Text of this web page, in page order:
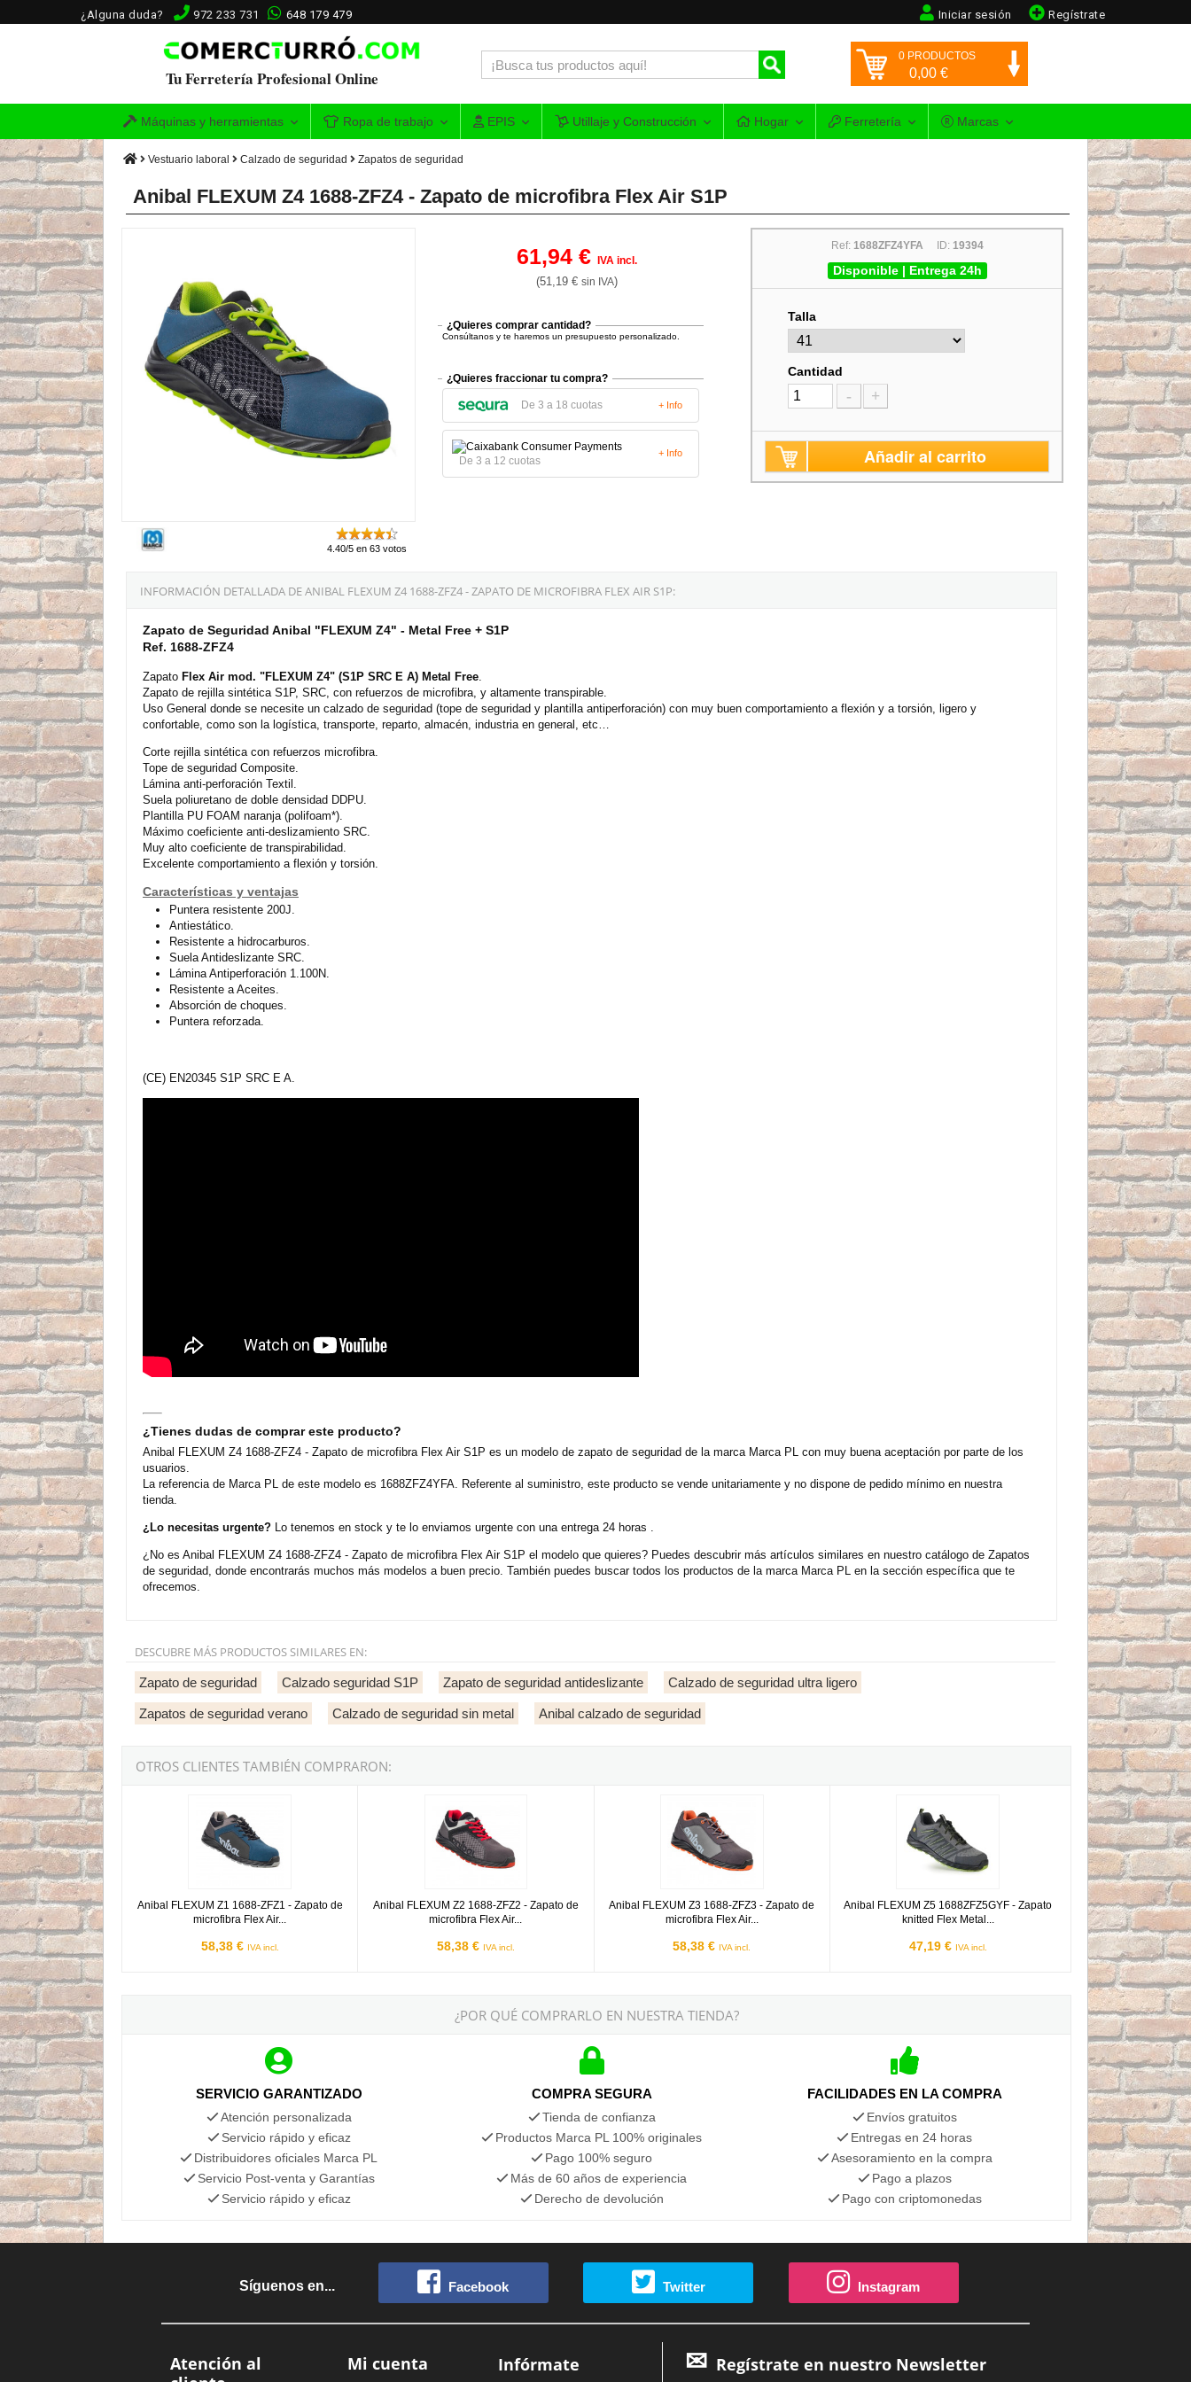
¿Alguna duda? 972 233 731 648 179 479 Regístrate
Iniciar sesión
Tu Ferretería Profesional Online
0 PRODUCTOS
0,00 €
Máquinas y herramientas Ropa de trabajo EPIS Utillaje y Construcción Hogar Ferretería Marcas
Vestuario laboral Calzado de seguridad Zapatos de seguridad
Anibal FLEXUM Z4 1688-ZFZ4 - Zapato de microfibra Flex Air S1P
4.40/5 en 63 votos
61,94 €IVA incl.
(51,19 €sin IVA)
¿Quieres comprar cantidad?
Consúltanos y te haremos un presupuesto personalizado.
¿Quieres fraccionar tu compra?
De 3 a 18 cuotas + Info
De 3 a 12 cuotas
+ Info
Ref: 1688ZFZ4YFA ID: 19394
Disponible | Entrega 24h
Talla
Cantidad
- +
Añadir al carrito
INFORMACIÓN DETALLADA DE ANIBAL FLEXUM Z4 1688-ZFZ4 - ZAPATO DE MICROFIBRA FLEX AIR S1P:
Zapato de Seguridad Anibal "FLEXUM Z4" - Metal Free + S1P
Ref. 1688-ZFZ4
Zapato Flex Air mod. "FLEXUM Z4" (S1P SRC E A) Metal Free
Zapato de rejilla sintética S1P, SRC, con refuerzos de microfibra, y altamente transpirable.
Uso General donde se necesite un calzado de seguridad (tope de seguridad y plantilla antiperforación) con muy buen comportamiento a flexión y a torsión, ligero y
confortable, como son la logística, transporte, reparto, almacén, industria en general, etc…
Corte rejilla sintética con refuerzos microfibra.
Tope de seguridad Composite.
Lámina anti-perforación Textil.
Suela poliuretano de doble densidad DDPU.
Plantilla PU FOAM naranja (polifoam*).
Máximo coeficiente anti-deslizamiento SRC.
Muy alto coeficiente de transpirabilidad.
Excelente comportamiento a flexión y torsión.
Características y ventajas
Puntera resistente 200J.
Antiestático.
Resistente a hidrocarburos.
Suela Antideslizante SRC.
Lámina Antiperforación 1.100N.
Resistente a Aceites.
Absorción de choques.
Puntera reforzada.
(CE) EN20345 S1P SRC E A.
¿Tienes dudas de comprar este producto?
Anibal FLEXUM Z4 1688-ZFZ4 - Zapato de microfibra Flex Air S1P es un modelo de zapato de seguridad de la marca Marca PL con muy buena aceptación por parte de los
usuarios.
La referencia de Marca PL de este modelo es 1688ZFZ4YFA. Referente al suministro, este producto se vende unitariamente y no dispone de pedido mínimo en nuestra
tienda.
¿Lo necesitas urgente? Lo tenemos en stock y te lo enviamos urgente con una entrega 24 horas .
¿No es Anibal FLEXUM Z4 1688-ZFZ4 - Zapato de microfibra Flex Air S1P el modelo que quieres? Puedes descubrir más artículos similares en nuestro catálogo de Zapatos
de seguridad, donde encontrarás muchos más modelos a buen precio. También puedes buscar todos los productos de la marca Marca PL en la sección específica que te
ofrecemos.
DESCUBRE MÁS PRODUCTOS SIMILARES EN:
Zapato de seguridad Calzado seguridad S1P Zapato de seguridad antideslizante Calzado de seguridad ultra ligero
Zapatos de seguridad verano Calzado de seguridad sin metal Anibal calzado de seguridad
OTROS CLIENTES TAMBIÉN COMPRARON:
Anibal FLEXUM Z1 1688-ZFZ1 - Zapato de
microfibra Flex Air...
58,38 € IVA incl.
Anibal FLEXUM Z2 1688-ZFZ2 - Zapato de
microfibra Flex Air...
58,38 € IVA incl.
Anibal FLEXUM Z3 1688-ZFZ3 - Zapato de
microfibra Flex Air...
58,38 € IVA incl.
Anibal FLEXUM Z5 1688ZFZ5GYF - Zapato
knitted Flex Metal...
47,19 € IVA incl.
Anibal FLEXUM Z5 1688ZFZ5GYF - Zapato knitted Flex
¿POR QUÉ COMPRARLO EN NUESTRA TIENDA?
SERVICIO GARANTIZADO
Atención personalizada
Servicio rápido y eficaz
Distribuidores oficiales Marca PL
Servicio Post-venta y Garantías
Servicio rápido y eficaz
COMPRA SEGURA
Tienda de confianza
Productos Marca PL 100% originales
Pago 100% seguro
Más de 60 años de experiencia
Derecho de devolución
FACILIDADES EN LA COMPRA
Envíos gratuitos
Entregas en 24 horas
Asesoramiento en la compra
Pago a plazos
Pago con criptomonedas
Síguenos en... Facebook Twitter Instagram
Atención al
Mi cuenta Infórmate Regístrate en nuestro Newsletter